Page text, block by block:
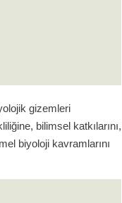
gizemleri
bilimsel katkılarını,
biyoloji kavramlarını